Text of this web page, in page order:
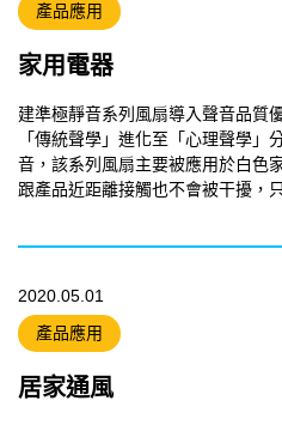
產品應用
家用電器
建準極靜音系列風扇導入聲音品質
「傳統聲學」進化至「心理聲學」
音，該系列風扇主要被應用於白色
跟產品近距離接觸也不會被干擾，
2020.05.01
產品應用
居家通風